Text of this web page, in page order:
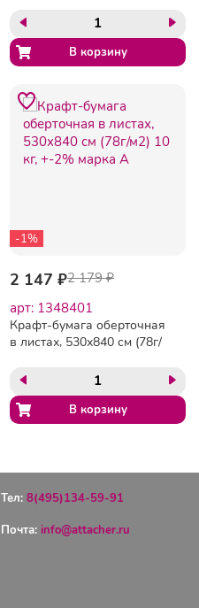
-1%
2 147 ₽2 179 ₽
арт: 1348401
Крафт-бумага оберточная
в листах, 530х840 см (78г/
Тел: 8(495)134-59-91
Почта: info@attacher.ru